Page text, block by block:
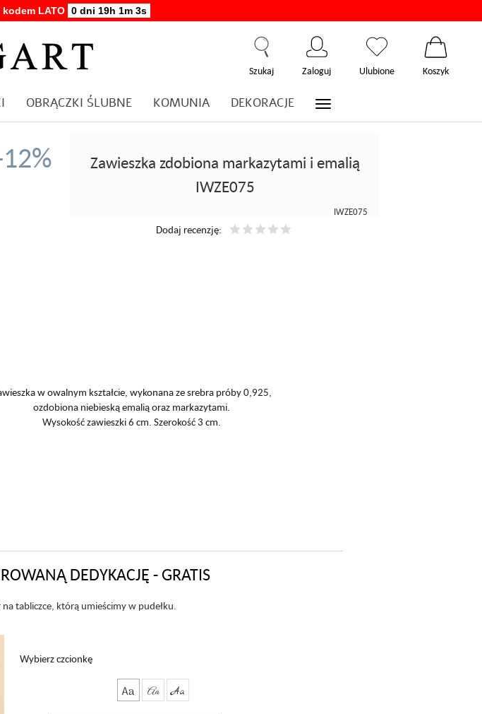
LATO 0 dni 19h 1m 2s
Szukaj Zaloguj Ulubione Koszyk
OBRĄCZKI ŚLUBNE KOMUNIA DEKORACJE
Zawieszka zdobiona markazytami i emalią
IWZE075
IWZE075
Dodaj recenzję:
w owalnym kształcie, wykonana ze srebra próby 0,925,
ozdobiona niebieską emalią oraz markazytami.
Wysokość zawieszki 6 cm. Szerokość 3 cm.
DEDYKACJĘ - GRATIS
tabliczce, którą umieścimy w pudełku.
Wybierz czcionkę
Aa Aa Aa